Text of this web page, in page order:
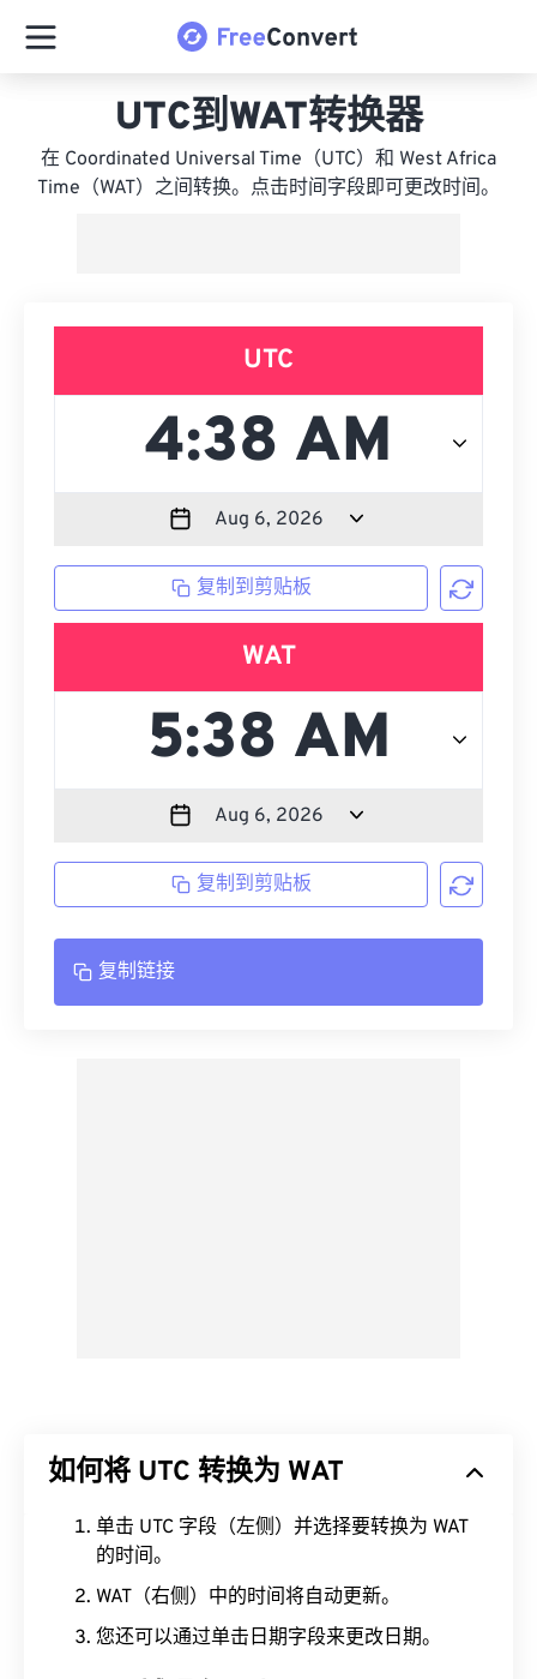
UTC到WAT转换器
在 Coordinated Universal Time（UTC）和 West Africa
Time（WAT）之间转换。点击时间字段即可更改时间。
UTC
复制到剪贴板
WAT
复制到剪贴板
复制链接
如何将 UTC 转换为 WAT
单击 UTC 字段（左侧）并选择要转换为 WAT
的时间。
WAT（右侧）中的时间将自动更新。
您还可以通过单击日期字段来更改日期。